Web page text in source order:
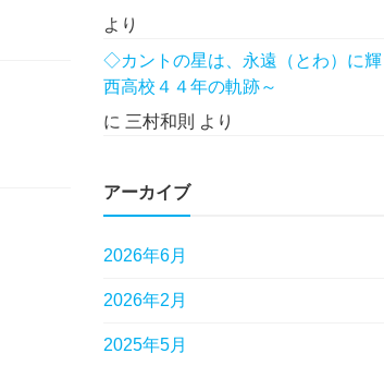
より
◇カントの星は、永遠（とわ）に
西高校４４年の軌跡～
に 三村和則 より
アーカイブ
2026年6月
2026年2月
2025年5月